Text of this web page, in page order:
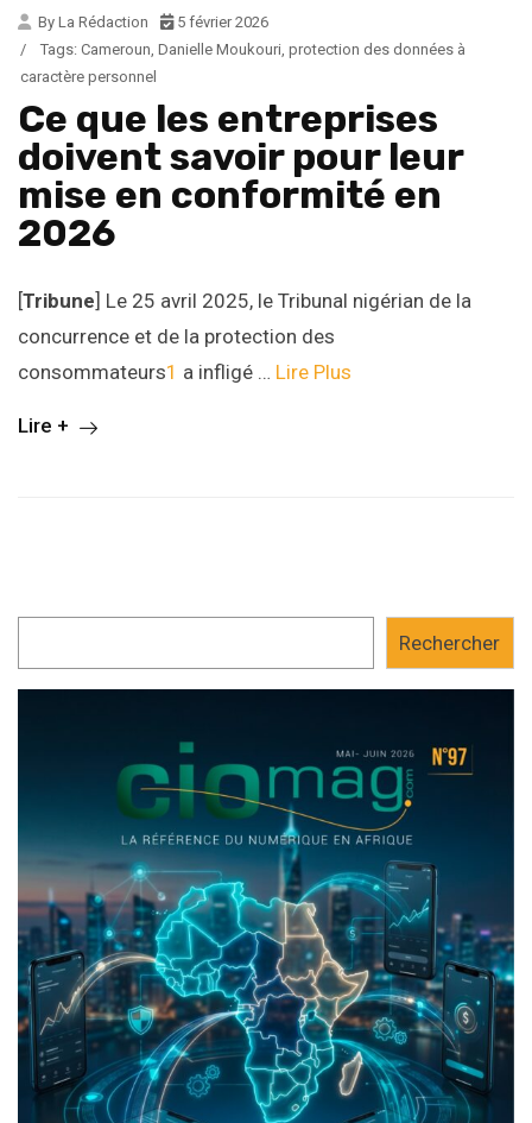
By La Rédaction
5 février 2026
/
Tags: Cameroun Danielle Moukouri protection des données à
caractère personnel
Ce que les entreprises
doivent savoir pour leur
mise en conformité en
2026
[Tribune] Le 25 avril 2025, le Tribunal nigérian de la
concurrence et de la protection des
consommateurs1 a infligé … Lire Plus
Lire +
Rechercher